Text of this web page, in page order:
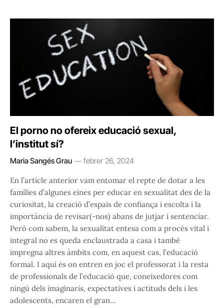
El porno no ofereix educació sexual,
l’institut sí?
Maria Sangés Grau febrer 26, 2024
En l’article anterior vam entomar el repte de dotar a les
famílies d’algunes eines per educar en sexualitat des de la
curiositat, la creació d’espais de confiança i escolta i la
importància de revisar(-nos) abans de jutjar i sentenciar.
Però com sabem, la sexualitat entesa com a procés vital i
integral no es queda enclaustrada a casa i també
impregna altres àmbits com, en aquest cas, l’educació
formal. I aquí és on entren en joc el professorat i la resta
de professionals de l’educació que, coneixedores com
ningú dels imaginaris, expectatives i actituds dels i les
adolescents, encaren el gran…